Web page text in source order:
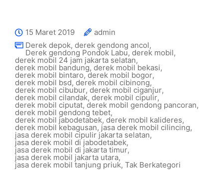
15 Maret 2019
admin
Derek depok, derek gendong ancol,
Derek gendong Pondok Labu, derek mobil,
derek mobil 24 jam jakarta selatan,
derek mobil bandung, derek mobil bekasi,
derek mobil bintaro,derek mobil bogor,
derek mobil bsd, derek mobil cibinong,
derek mobil cibubur, derek mobil ciganjur,
derek mobil cilandak, derek mobil cipulir,
derek mobil ciputat, derek mobil gendong pancoran,
derek mobil gendong tebet,
derek mobil jabodetabek, derek mobil kalideres,
derek mobil kebagusan, jasa derek mobil cilincing,
jasa derek mobil cipulir jakarta selatan,
jasa derek mobil di jabodetabek,
jasa derek mobil di jakarta timur,
jasa derek mobil jakarta utara,
jasa derek mobil tanjung priuk, Tak Berkategori